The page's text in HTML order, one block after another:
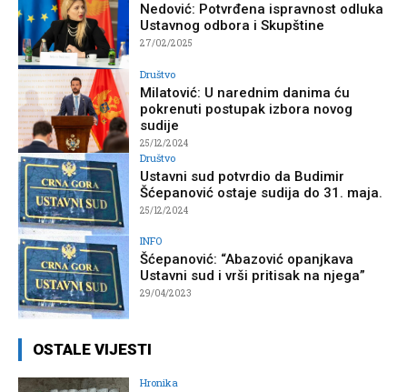
Nedović: Potvrđena ispravnost odluka
Ustavnog odbora i Skupštine
27/02/2025
Društvo
Milatović: U narednim danima ću
pokrenuti postupak izbora novog
sudije
25/12/2024
Društvo
Ustavni sud potvrdio da Budimir
Šćepanović ostaje sudija do 31. maja.
25/12/2024
INFO
Šćepanović: “Abazović opanjkava
Ustavni sud i vrši pritisak na njega”
29/04/2023
OSTALE VIJESTI
Hronika